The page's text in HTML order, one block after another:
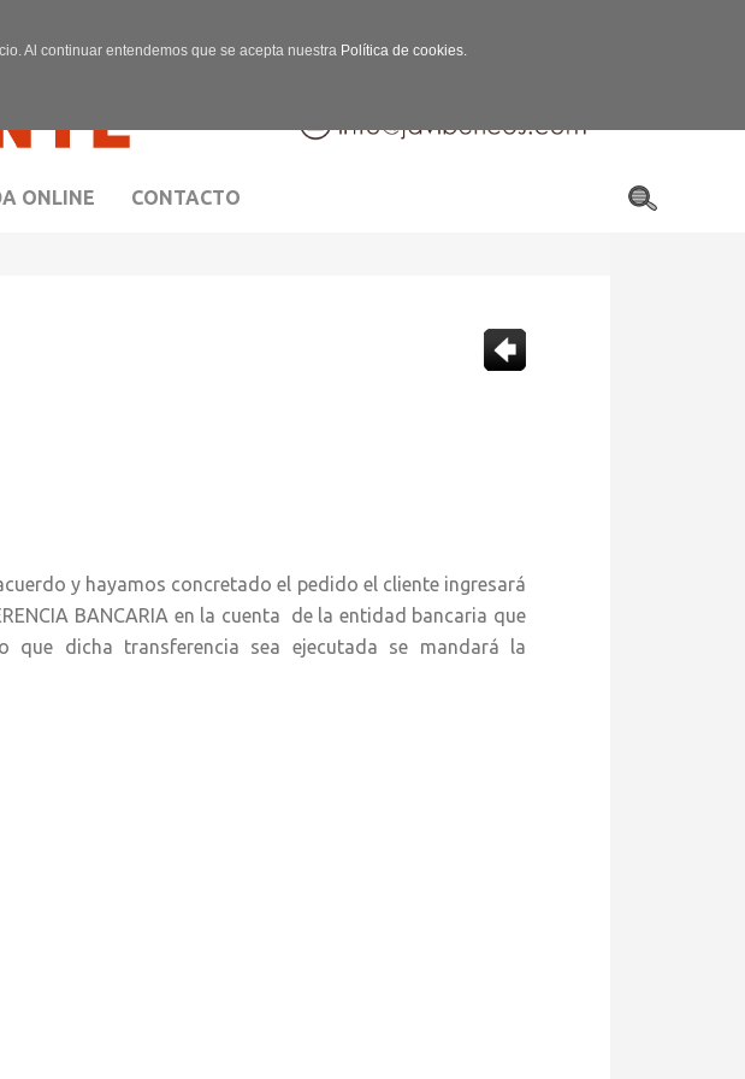
Al continuar entendemos que se acepta nuestra Política de cookies.
ONLINE CONTACTO
y hayamos concretado el pedido el cliente ingresará
BANCARIA en la cuenta de la entidad bancaria que
que dicha transferencia sea ejecutada se mandará la